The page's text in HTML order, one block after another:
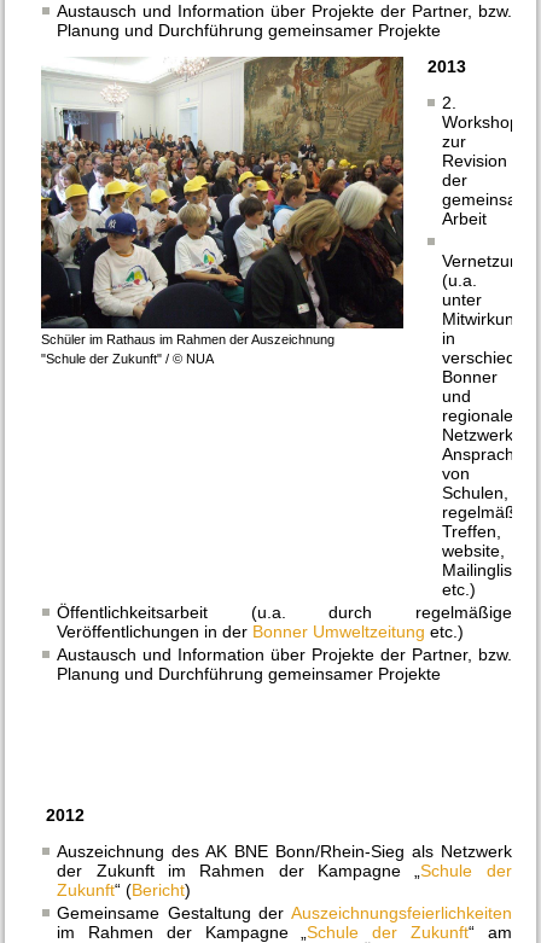
Austausch und Information über Projekte der Partner, bzw.
Planung und Durchführung gemeinsamer Projekte
Schüler im Rathaus im Rahmen der Auszeichnung
"Schule der Zukunft" /© NUA
2013
2.
Workshop
zur
Revision
der
Arbeit
Vernetzung
(u.a.
unter
Mitwirkung
in
Bonner
und
regionalen
Netzwerken,
Ansprache
von
Schulen,
regelmäßige
Treffen,
website,
Mailingliste
etc.)
Öffentlichkeitsarbeit (u.a. durch regelmäßige
Veröffentlichungen in der Bonner Umweltzeitungetc.)
Austausch und Information über Projekte der Partner, bzw.
Planung und Durchführung gemeinsamer Projekte
2012
Auszeichnung des AK BNE Bonn/Rhein-Sieg als Netzwerk
der Zukunft im Rahmen der Kampagne „Schule der
Zukunft“ (Bericht)
Gemeinsame Gestaltung der Auszeichnungsfeierlichkeiten
im Rahmen der Kampagne „Schule der Zukunft“ am